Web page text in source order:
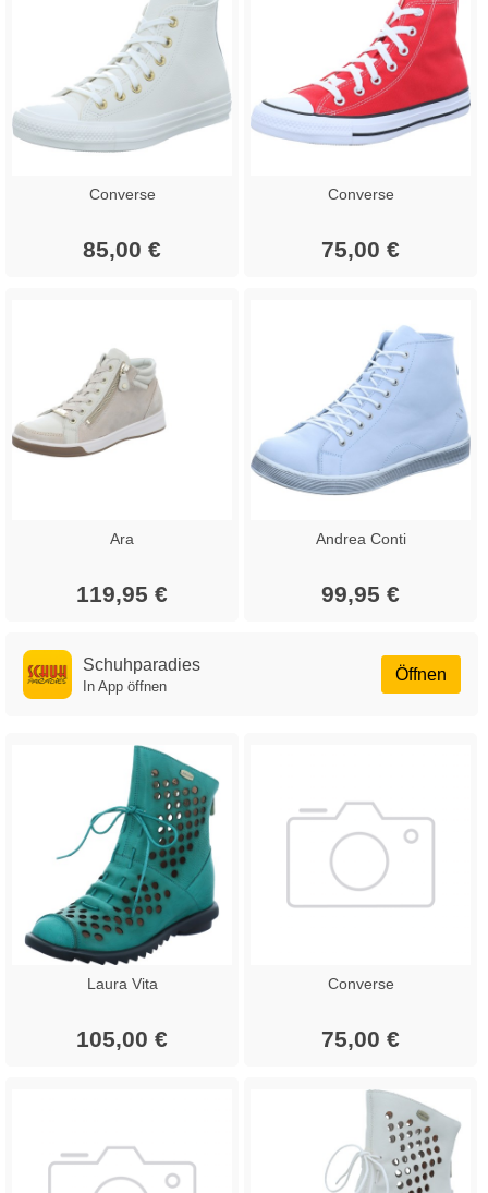
Converse
85,00 €
Converse
75,00 €
Ara
119,95 €
Andrea Conti
99,95 €
Öffnen
Schuhparadies
In App öffnen
Laura Vita
105,00 €
Converse
75,00 €